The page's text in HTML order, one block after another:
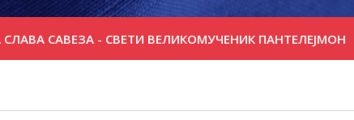
- СВЕТИ ВЕЛИКОМУЧЕНИК ПАНТЕЛЕЈМОН